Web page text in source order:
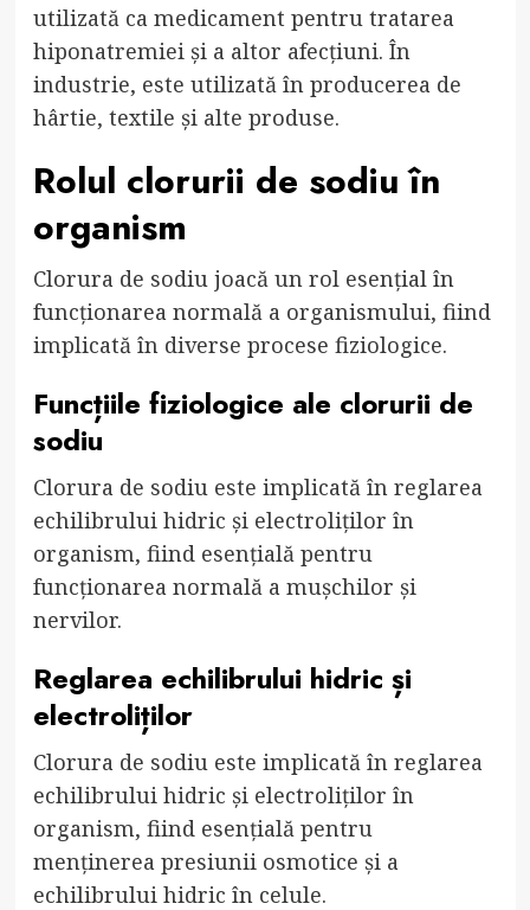
utilizată ca medicament pentru tratarea
hiponatremiei și a altor afecțiuni. În
industrie, este utilizată în producerea de
hârtie, textile și alte produse.
Rolul clorurii de sodiu în
organism
Clorura de sodiu joacă un rol esențial în
funcționarea normală a organismului, fiind
implicată în diverse procese fiziologice.
Funcțiile fiziologice ale clorurii de
sodiu
Clorura de sodiu este implicată în reglarea
echilibrului hidric și electroliților în
organism, fiind esențială pentru
funcționarea normală a mușchilor și
nervilor.
Reglarea echilibrului hidric și
electroliților
Clorura de sodiu este implicată în reglarea
echilibrului hidric și electroliților în
organism, fiind esențială pentru
menținerea presiunii osmotice și a
echilibrului hidric în celule.